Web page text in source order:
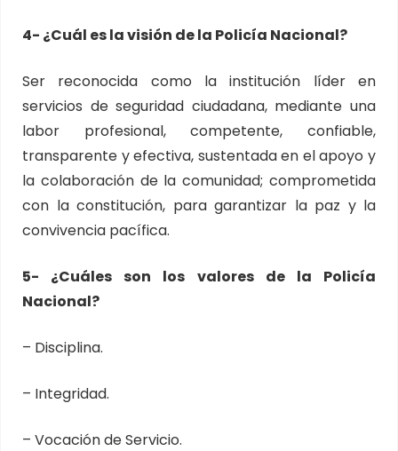
4- ¿Cuál es la visión de la Policía Nacional?
Ser reconocida como la institución líder en
servicios de seguridad ciudadana, mediante una
labor profesional, competente, confiable,
transparente y efectiva, sustentada en el apoyo y
la colaboración de la comunidad; comprometida
con la constitución, para garantizar la paz y la
convivencia pacífica.
5- ¿Cuáles son los valores de la Policía
Nacional?
– Disciplina.
– Integridad.
– Vocación de Servicio.